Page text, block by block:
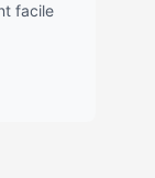
facile